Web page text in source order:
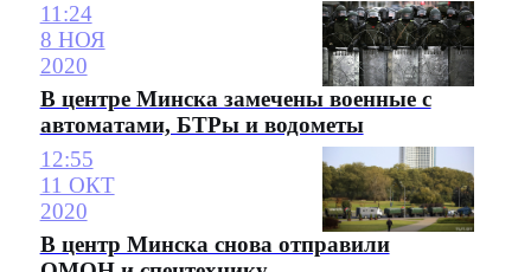
11:24
8 НОЯ
2020
В центре Минска замечены военные с
автоматами, БТРы и водометы
12:55
11 ОКТ
2020
В центр Минска снова отправили